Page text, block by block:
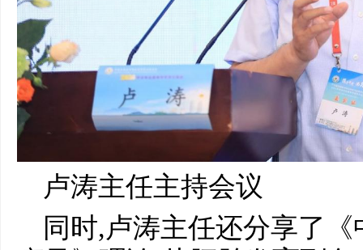
卢涛主任主持会议
同时,卢涛主任还分享了